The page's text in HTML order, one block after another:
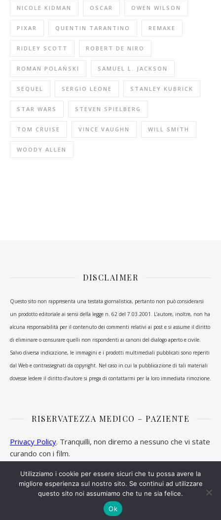
NICOLE KIDMAN OSCAR OWEN WILSON
PIXAR QUENTIN TARANTINO REMAKE
RIDLEY SCOTT ROBERT DE NIRO
ROMAN POLAŃSKI SAMUEL L. JACKSON
SEQUEL SERGIO LEONE STANLEY KUBRICK
STAR WARS STEVEN SPIELBERG
TOM CRUISE VINCE VAUGHN WILL SMITH
WOODY ALLEN
DISCLAIMER
Questo sito non rappresenta una testata giornalistica, pertanto non può considerarsi
un prodotto editoriale ai sensi della legge n. 62 del 7.03.2001. L’autore, inoltre, non ha
alcuna responsabilità per il contenuto dei commenti relativi ai post e si assume il diritto
di eliminare o censurare quelli non rispondenti ai canoni del dialogo aperto e civile.
Salvo diversa indicazione, le immagini e i prodotti multimediali pubblicati sono reperiti
dal Web e contrassegnati da copyright. Nel caso in cui la pubblicazione di tali materiali
dovesse ledere il diritto d’autore si prega di contattarmi per la loro immediata rimozione.
RISERVATEZZA MEDICO – PAZIENTE
Privacy Policy. Tranquilli, non diremo a nessuno che vi state
curando con i film.
Ashe Tema di WP Royal
Utilizziamo i cookie per essere sicuri che tu possa avere la
migliore esperienza sul nostro sito. Se continui ad utilizzare
questo sito noi assumiamo che tu ne sia felice.
Ok